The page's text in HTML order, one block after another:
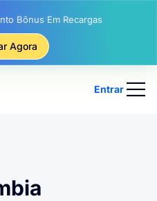
Compras Estáticas De IP
Compras Rotativas De IP
Agora
Entrar